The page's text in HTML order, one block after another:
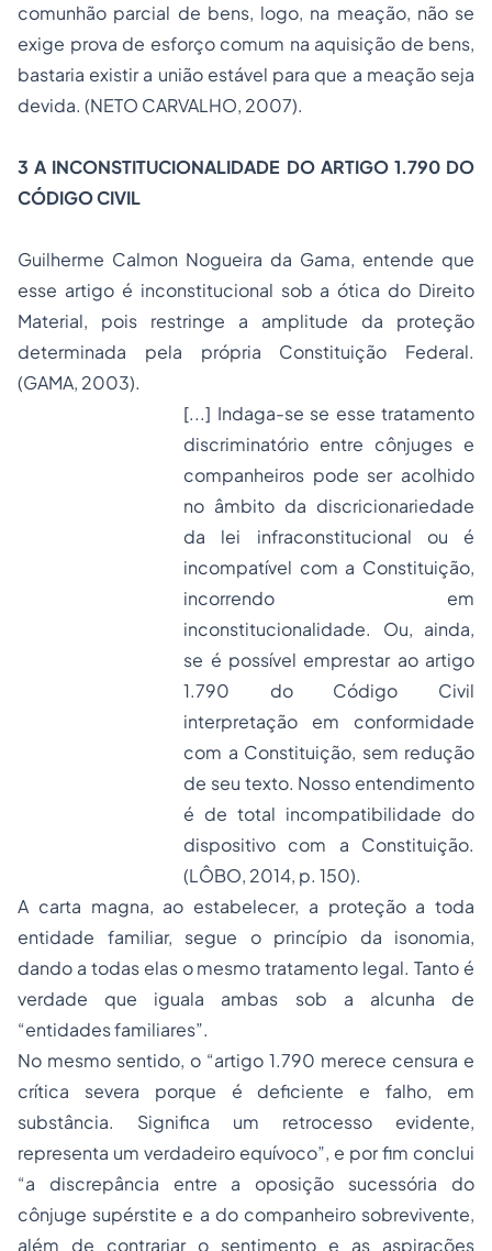
comunhão parcial de bens, logo, na meação, não se
exige prova de esforço comum na aquisição de bens,
bastaria existir a união estável para que a meação seja
devida. (NETO CARVALHO, 2007).
3 A INCONSTITUCIONALIDADE DO ARTIGO 1.790 DO
CÓDIGO CIVIL
Guilherme Calmon Nogueira da Gama, entende que
esse artigo é inconstitucional sob a ótica do Direito
Material, pois restringe a amplitude da proteção
determinada pela própria Constituição Federal.
(GAMA, 2003).
[...] Indaga-se se esse tratamento
discriminatório entre cônjuges e
companheiros pode ser acolhido
no âmbito da discricionariedade
da lei infraconstitucional ou é
incompatível com a Constituição,
incorrendo em
inconstitucionalidade. Ou, ainda,
se é possível emprestar ao artigo
1.790 do Código Civil
interpretação em conformidade
com a Constituição, sem redução
de seu texto. Nosso entendimento
é de total incompatibilidade do
dispositivo com a Constituição.
(LÔBO, 2014, p. 150).
A carta magna, ao estabelecer, a proteção a toda
entidade familiar, segue o princípio da isonomia,
dando a todas elas o mesmo tratamento legal. Tanto é
verdade que iguala ambas sob a alcunha de
“entidades familiares”.
No mesmo sentido, o “artigo 1.790 merece censura e
crítica severa porque é deficiente e falho, em
substância. Significa um retrocesso evidente,
representa um verdadeiro equívoco”, e por fim conclui
“a discrepância entre a oposição sucessória do
cônjuge supérstite e a do companheiro sobrevivente,
além de contrariar o sentimento e as aspirações